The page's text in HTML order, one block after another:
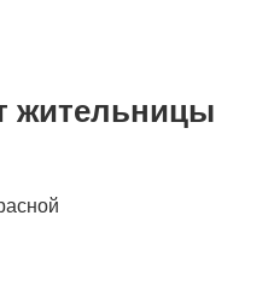
жительницы